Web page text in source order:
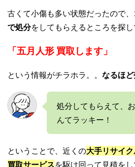
古くて小傷も多い状態だったので、
で処分をしてもらえるところを探し
「五月人形 買取します」
という情報がチラホラ。。 なるほど
処分してもらえて、
んてラッキー！
ということで、近くの大手リサイ
買取サービスを駆け回って見積をし